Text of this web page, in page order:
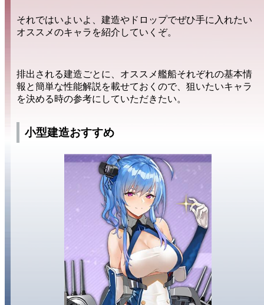
それではいよいよ、 建造や ドロップでぜひ手に入れたい
オススメのキャラ を紹介していくぞ。
排出される建造ごと に、オススメ艦船それぞれの基本情
報 と簡単な性能解説 を載せておくので、狙いたいキャラ
を決める時の参考にしていただきたい。
小型建造おすすめ